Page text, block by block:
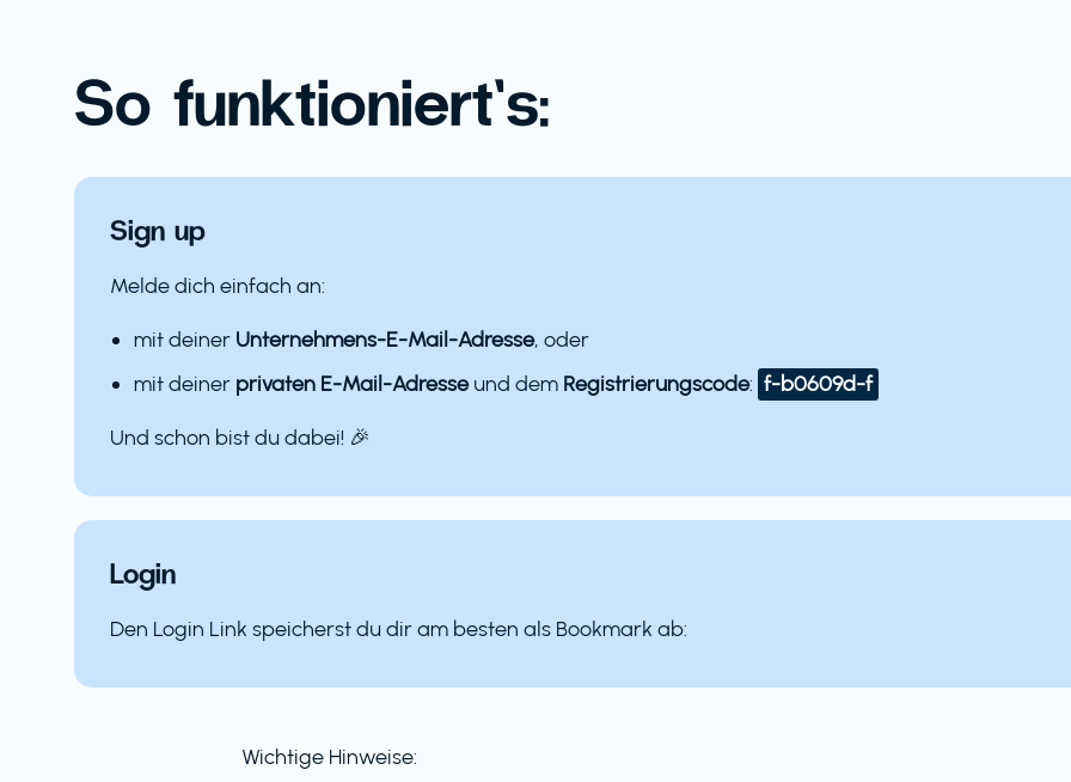
So funktioniert’s:
Sign up
Melde dich einfach an:
mit deiner Unternehmens-E-Mail-Adresse, oder
mit deiner privaten E-Mail-Adresseund dem Registrierungscode: f-b0609d-f
Und schon bist du dabei! 🎉
Login
Den Login Link speicherst du dir am besten als Bookmark ab:
Wichtige Hinweise: